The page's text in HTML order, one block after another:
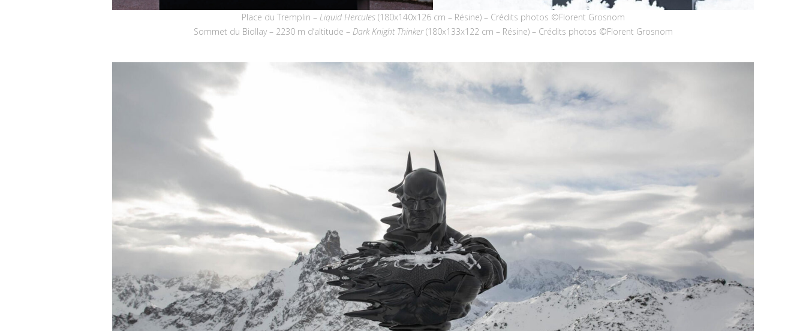
Place du Tremplin – Liquid Hercules (180x140x126 cm – Résine) – Crédits photos ©Florent Grosnom
Sommet du Biollay – 2230 m d’altitude – Dark Knight Thinker(180x133x122 cm – Résine) – Crédits photos ©Florent Grosnom